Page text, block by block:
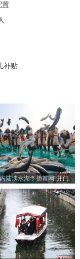
置
补贴
陆淡水湖冬捕首网“开门
”人欢鱼跃迎丰收